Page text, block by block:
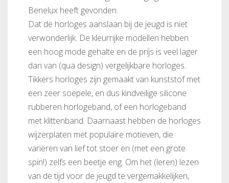
Benelux heeft gevonden.
Dat de horloges aanslaan bij de jeugd is niet
verwonderlijk. De kleurrijke modellen hebben
een hoog mode gehalte en de prijs is veel lager
dan van (qua design) vergelijkbare horloges.
Tikkers horloges zijn gemaakt van kunststof met
een zeer soepele, en dus kindveilige silicone
rubberen horlogeband, of een horlogeband
met klittenband. Daarnaast hebben de horloges
wijzerplaten met populaire motieven, die
variëren van lief tot stoer en (met een grote
spin!) zelfs een beetje eng. Om het (leren) lezen
van de tijd voor de jeugd te vergemakkelijken,